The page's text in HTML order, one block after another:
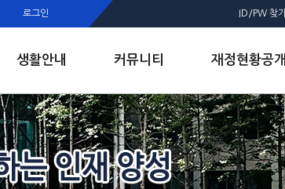
로그인 ID/PW 찾기
생활안내 커뮤니티 재정현황공개